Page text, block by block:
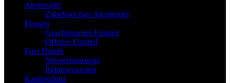
Atemregler
Zubehoer fuer Atemregler
Flossen
Geschlossenes Fussteil
Offenes Fussteil
Fuer Hunde
Neoprenanzuege
Rettungswesten
Kaelteschutz